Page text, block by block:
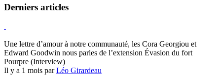
Derniers articles
Une lettre d’amour à notre communauté, les Cora Georgiou et
Edward Goodwin nous parles de l’extension Évasion du fort
Pourpre (Interview)
Il y a 1 mois parLéo Girardeau